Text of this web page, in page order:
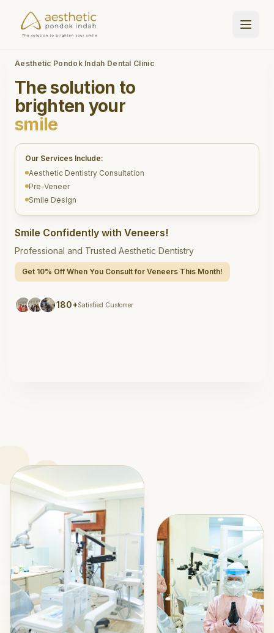
Aesthetic Pondok Indah Dental Clinic
The solution to
brighten your
smile
Our Services Include:
Aesthetic Dentistry Consultation
Pre-Veneer
Smile Design
Smile Confidently with Veneers!
Professional and Trusted Aesthetic Dentistry
Get 10% Off When You Consult for Veneers This Month!
180+Satisfied Customer